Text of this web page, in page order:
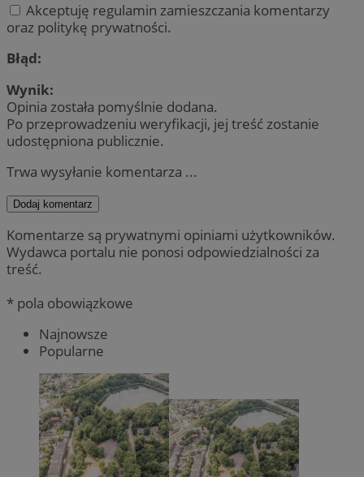
Akceptuję regulamin zamieszczania komentarzy
oraz politykę prywatności.
Błąd:
Wynik:
Opinia została pomyślnie dodana.
Po przeprowadzeniu weryfikacji, jej treść zostanie
udostępniona publicznie.
Trwa wysyłanie komentarza ...
Dodaj komentarz
Komentarze są prywatnymi opiniami użytkowników.
Wydawca portalu nie ponosi odpowiedzialności za
treść.
* pola obowiązkowe
Najnowsze
Popularne